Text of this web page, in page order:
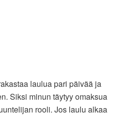
laulua pari päivää ja
Siksi minun täytyy omaksua
rooli. Jos laulu alkaa